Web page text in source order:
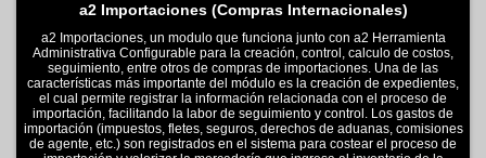
a2 Importaciones (Compras Internacionales)
a2 Importaciones, un modulo que funciona junto con a2 Herramienta
Administrativa Configurable para la creación, control, calculo de costos,
seguimiento, entre otros de compras de importaciones. Una de las
características más importante del módulo es la creación de expedientes,
el cual permite registrar la información relacionada con el proceso de
importación, facilitando la labor de seguimiento y control. Los gastos de
importación (impuestos, fletes, seguros, derechos de aduanas, comisiones
de agente, etc.) son registrados en el sistema para costear el proceso de